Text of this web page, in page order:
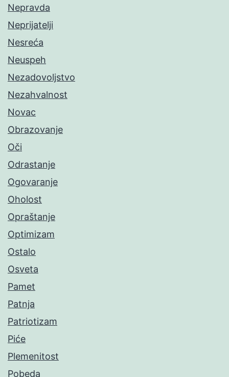
Nepravda
Neprijatelji
Nesreća
Neuspeh
Nezadovoljstvo
Nezahvalnost
Novac
Obrazovanje
Oči
Odrastanje
Ogovaranje
Oholost
Opraštanje
Optimizam
Ostalo
Osveta
Pamet
Patnja
Patriotizam
Piće
Plemenitost
Pobeda